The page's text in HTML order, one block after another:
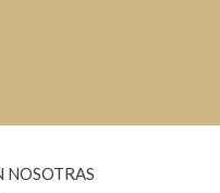
NOSOTRAS